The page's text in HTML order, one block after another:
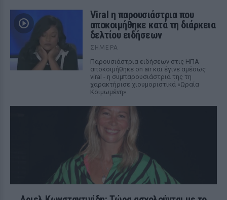
Viral η παρουσιάστρια που
αποκοιμήθηκε κατά τη διάρκεια
δελτίου ειδήσεων
ΣΉΜΕΡΑ
Παρουσιάστρια ειδήσεων στις ΗΠΑ
αποκοιμήθηκε on air και έγινε αμέσως
viral - η συμπαρουσιάστριά της τη
χαρακτήρισε χιουμοριστικά «Ωραία
Κοιμωμένη».